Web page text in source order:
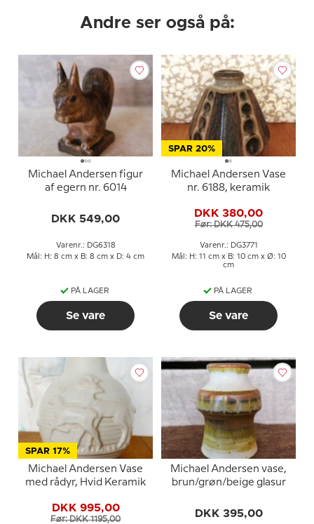
Andre ser også på:
Michael Andersen figur
af egern nr. 6014
DKK 549,00
Varenr.: DG6318
Mål: H: 8 cm x B: 8 cm x D: 4 cm
PÅ LAGER
Se vare
SPAR 20%
Michael Andersen Vase
nr. 6188, keramik
DKK 380,00
Før: DKK 475,00
Varenr.: DG3771
Mål: H: 11 cm x B: 10 cm x Ø: 10
cm
PÅ LAGER
Se vare
SPAR 17%
Michael Andersen Vase
med rådyr, Hvid Keramik
DKK 995,00
Før: DKK 1195,00
Michael Andersen vase,
brun/grøn/beige glasur
DKK 395,00